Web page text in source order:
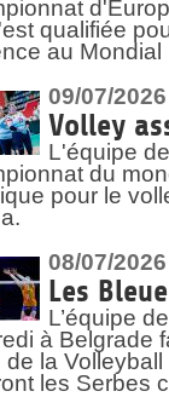
qualifiée
au
09/07/2026
Volley
L'équipe
du
pour le
08/07/2026
Les
L’équipe
à Belgrade
de la
les Serbes